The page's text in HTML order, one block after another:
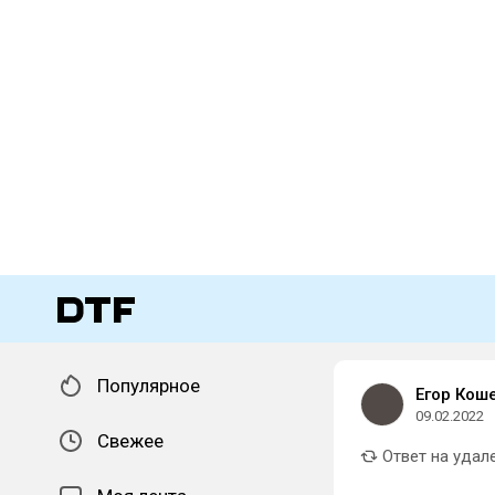
Популярное
Свежее
Егор
09.02.2022
Ответ на